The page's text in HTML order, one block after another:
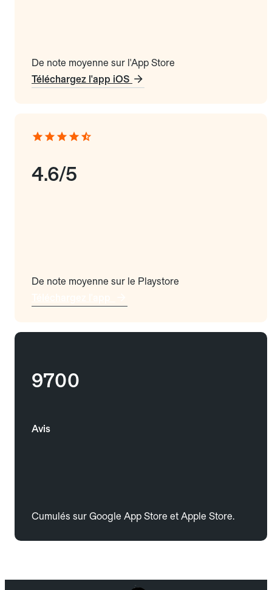
De note moyenne sur l'App Store
Téléchargez l'app iOS
4.6/5
De note moyenne sur le Playstore
9700
Avis
Cumulés sur Google App Store et Apple Store.